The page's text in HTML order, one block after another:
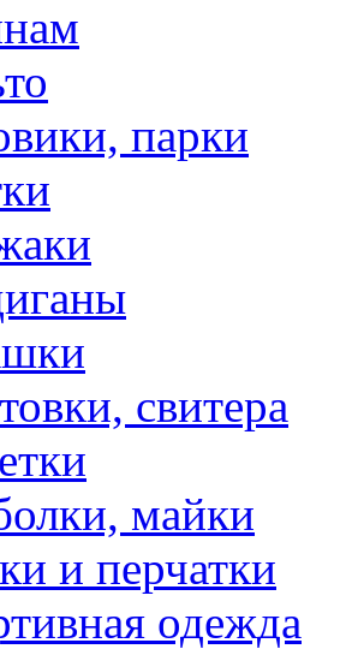
парки
свитера
майки
и перчатки
одежда